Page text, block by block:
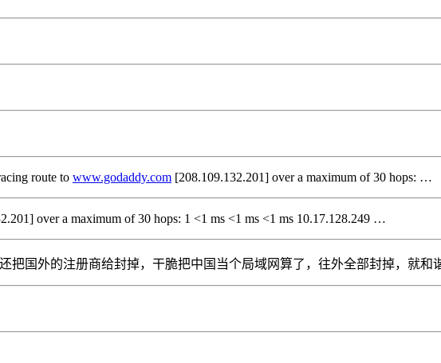
route to www.godaddy.com [208.109.132.201] over a maximum of 30 hops: …
over a maximum of 30 hops: 1 <1 ms <1 ms <1 ms 10.17.128.249 …
把国外的注册商给封掉，干脆把中国当个局域网算了，往外全部封掉，就和